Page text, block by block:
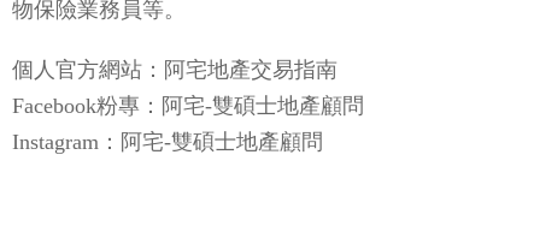
物保險業務員等。
個人官方網站：阿宅地產交易指南
Facebook粉專：阿宅-雙碩士地產顧問
Instagram：阿宅-雙碩士地產顧問